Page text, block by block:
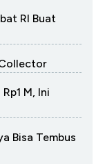
RI Buat
M, Ini
Bisa Tembus